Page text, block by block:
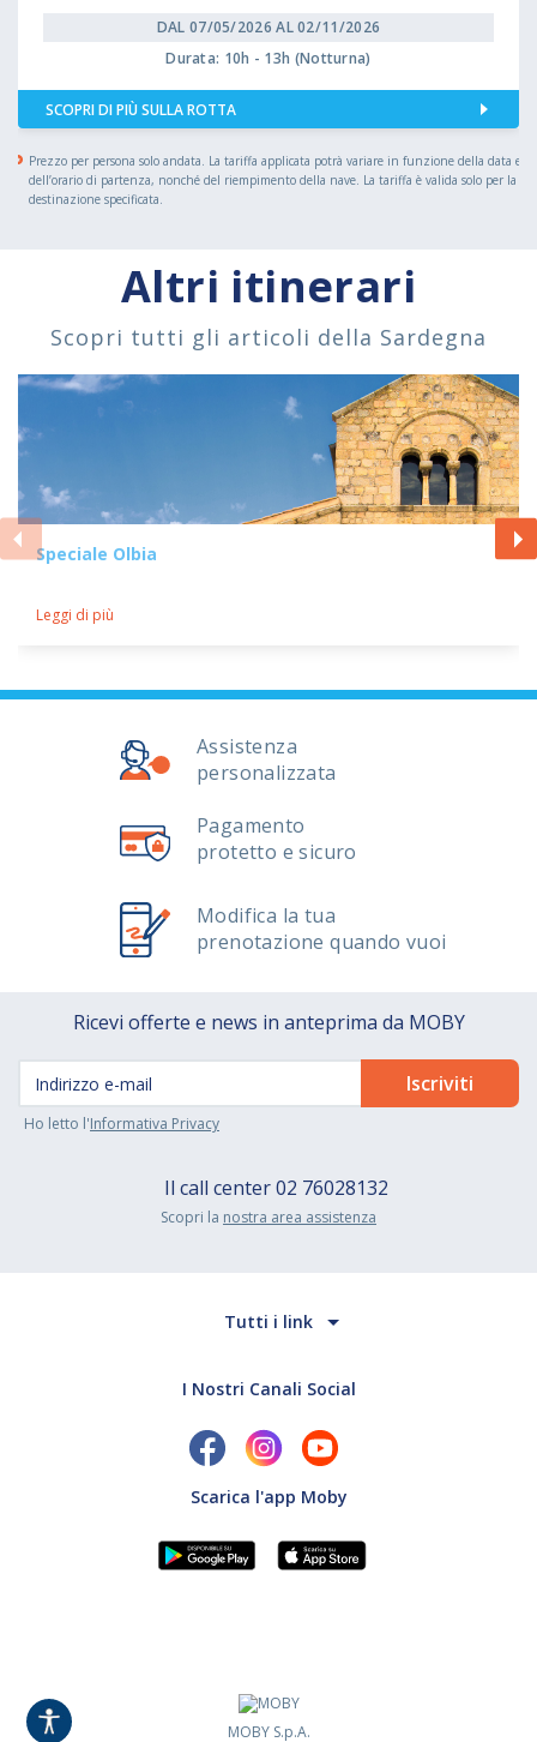
DAL 07/05/2026 AL 02/11/2026
Durata: 10h - 13h (Notturna)
SCOPRI DI PIÙ SULLA ROTTA
Prezzo per persona solo andata. La tariffa applicata potrà variare in funzione della data e
dell’orario di partenza, nonché del riempimento della nave. La tariffa è valida solo per la
destinazione specificata.
Altri itinerari
Scopri tutti gli articoli della Sardegna
Speciale Olbia
Leggi di più
Assistenza
personalizzata
Pagamento
protetto e sicuro
Modifica la tua
prenotazione quando vuoi
Ricevi offerte e news in anteprima da MOBY
Ho letto l'Informativa Privacy
Il call center02 76028132
Scopri la nostra area assistenza
Tutti i link
I Nostri Canali Social
Scarica l'app Moby
MOBY S.p.A.